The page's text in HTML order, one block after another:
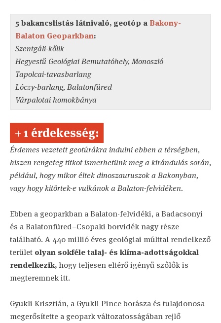
5 bakancslistás látnivaló, geotóp a Bakony-
Balaton Geoparkban:
Szentgáli-kőlik
Hegyestű Geológiai Bemutatóhely, Monoszló
Tapolcai-tavasbarlang
Lóczy-barlang, Balatonfüred
Várpalotai homokbánya
+ 1 érdekesség:
Érdemes vezetett geotúrákra indulni ebben a térségben,
hiszen rengeteg titkot ismerhetünk meg a kirándulás során,
például, hogy mikor éltek dinoszauruszok a Bakonyban,
vagy hogy kitörtek-e vulkánok a Balaton-felvidéken.
Ebben a geoparkban a Balaton-felvidéki, a Badacsonyi
és a Balatonfüred–Csopaki borvidék nagy része
található. A 440 millió éves geológiai múlttal rendelkező
terület olyan sokféle talaj- és klíma-adottságokkal
rendelkezik, hogy teljesen eltérő igényű szőlők is
megteremnek itt.
Gyukli Krisztián, a Gyukli Pince borásza és tulajdonosa
megerősítette a geopark változatosságában rejlő